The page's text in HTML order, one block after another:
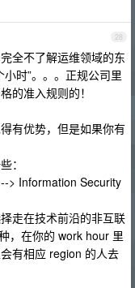
28
全不了解运维领域的东
时”。。。正规公司里
的准入规则的！
有优势，但是如果你有
：
> Information Security
走在技术前沿的非互联
，在你的 work hour 里
有相应 region 的人去